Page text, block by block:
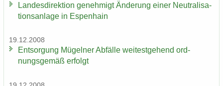
Lan­des­di­rek­ti­on ge­neh­migt Än­de­rung einer Neu­tra­li­sa­
ti­ons­an­la­ge in Es­pen­hain
19.12.2008
Ent­sor­gung Mü­gel­ner Ab­fäl­le wei­test­ge­hend ord­
nungs­ge­mäß er­folgt